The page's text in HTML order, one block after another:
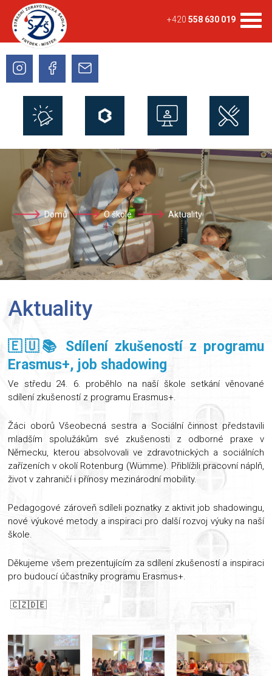
+420 558 630 019
Domů O škole Aktuality
Aktuality
🇪🇺📚 Sdílení zkušeností z programu
Erasmus+, job shadowing
Ve středu 24. 6. proběhlo na naší škole setkání věnované
sdílení zkušeností z programu Erasmus+.
Žáci oborů Všeobecná sestra a Sociální činnost představili
mladším spolužákům své zkušenosti z odborné praxe v
Německu, kterou absolvovali ve zdravotnických a sociálních
zařízeních v okolí Rotenburg (Wümme). Přiblížili pracovní náplň,
život v zahraničí i přínosy mezinárodní mobility.
Pedagogové zároveň sdíleli poznatky z aktivit job shadowingu,
nové výukové metody a inspiraci pro další rozvoj výuky na naší
škole.
Děkujeme všem prezentujícím za sdílení zkušeností a inspiraci
pro budoucí účastníky programu Erasmus+.
🇨🇿🇩🇪